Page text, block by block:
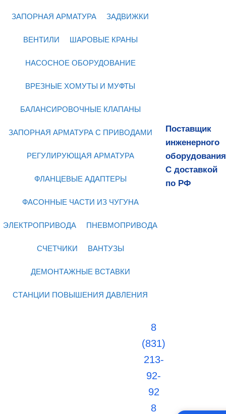
ЗАПОРНАЯ АРМАТУРА ЗАДВИЖКИ
ВЕНТИЛИ ШАРОВЫЕ КРАНЫ
НАСОСНОЕ ОБОРУДОВАНИЕ
ВРЕЗНЫЕ ХОМУТЫ И МУФТЫ
БАЛАНСИРОВОЧНЫЕ КЛАПАНЫ
ЗАПОРНАЯ АРМАТУРА С ПРИВОДАМИ
РЕГУЛИРУЮЩАЯ АРМАТУРА
ФЛАНЦЕВЫЕ АДАПТЕРЫ
ФАСОННЫЕ ЧАСТИ ИЗ ЧУГУНА
ЭЛЕКТРОПРИВОДА ПНЕВМОПРИВОДА
СЧЕТЧИКИ ВАНТУЗЫ
ДЕМОНТАЖНЫЕ ВСТАВКИ
СТАНЦИИ ПОВЫШЕНИЯ ДАВЛЕНИЯ
Поставщик
инженерного
оборудования
С доставкой
по РФ
8
(831)
213-
92-
92
8